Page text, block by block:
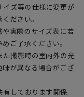
ズ等の仕様に変更が
ださい。
実際のサイズ表に若
ご了承ください。
撮影時の室内外の光
が異なる場合がござ
しております関係